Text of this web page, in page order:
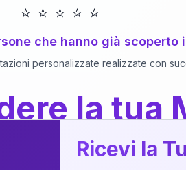
⭐ ⭐ ⭐ ⭐ ⭐
che hanno già scoperto
personalizzate realizzate con
la tua
Ricevi la